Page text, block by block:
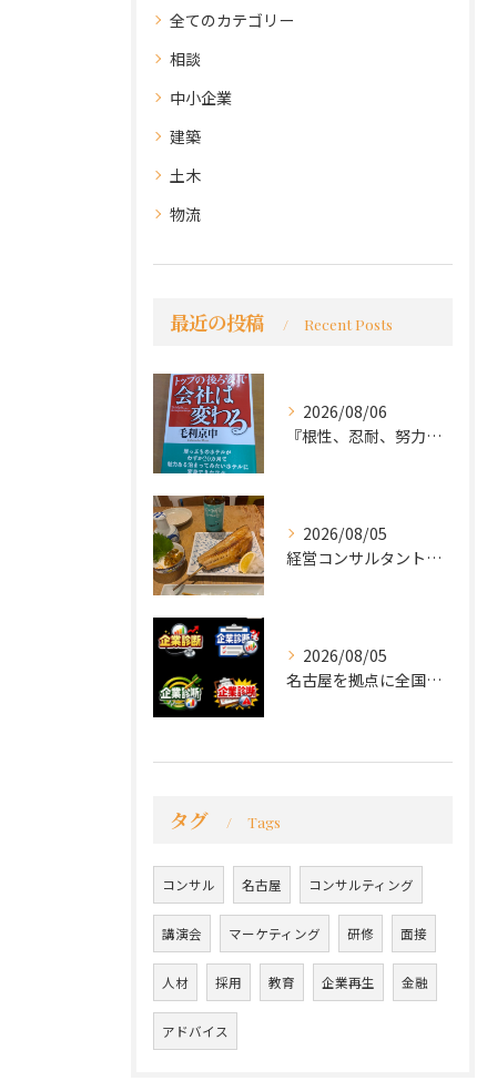
全てのカテゴリー
相談
中小企業
建築
土木
物流
最近の投稿 Recent Posts
2026/08/06
『根性、忍耐、努力という言葉は死語なのか』
2026/08/05
経営コンサルタントのモーちゃん・毛利京申です。
2026/08/05
名古屋を拠点に全国で活動する 経営コンサルタントの 毛利京申...
タグ Tags
コンサル 名古屋 コンサルティング
講演会 マーケティング 研修 面接
人材 採用 教育 企業再生 金融
アドバイス